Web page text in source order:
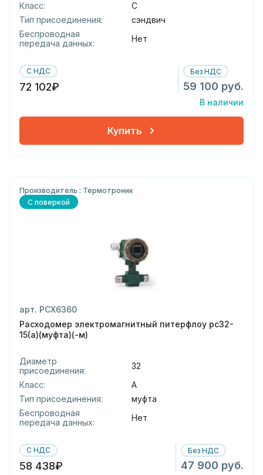
Класс:
С
Тип присоединения:
сэндвич
Беспроводная
передача данных:
Нет
С НДС
72 102₽
Без НДС
59 100 руб.
В наличии
Купить
Производитель : Термотроник
С поверкой
арт. РСХ6360
Расходомер электромагнитный питерфлоу рс32-
15(а)(муфта)(-м)
Диаметр
присоединения:
32
Класс:
А
Тип присоединения:
муфта
Беспроводная
передача данных:
Нет
С НДС
58 438₽
Без НДС
47 900 руб.